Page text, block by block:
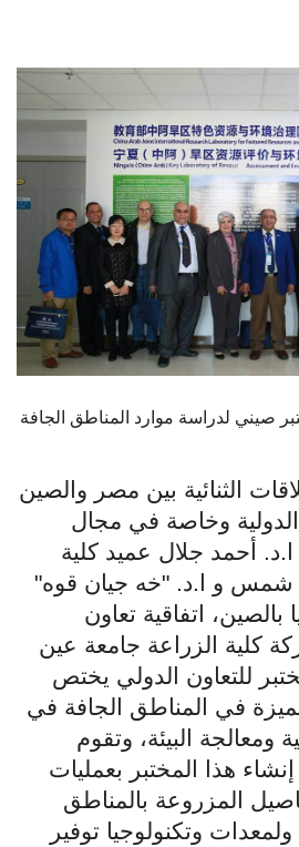
الطلاب
هيئة التدريس
الدراسات العليا
الخريجين
الموظفون
الزائـرون
سجل الان
صيني لدراسة موارد المناطق الجافة
الثنائية بين مصر والصين
وخاصة في مجال
أحمد جلال عميد كلية
شمس و ا.د. "خه جيان قوه"
اتفاقية تعاون
كلية الزراعة جامعة عين
للتعاون الدولي يختص
في المناطق الجافة في
ومعالجة البيئة، وتقوم
هذا المختبر بعمليات
المزروعة بالمناطق
وتكنولوجيا توفير